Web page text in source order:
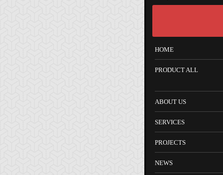
HOME
PRODUCT ALL
ABOUT US
SERVICES
PROJECTS
NEWS